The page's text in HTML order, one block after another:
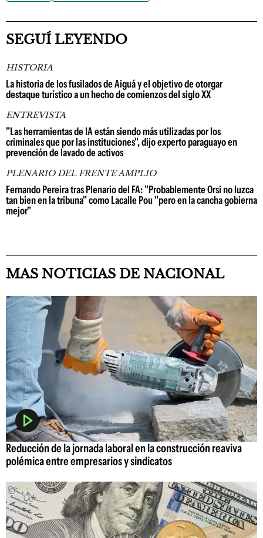
SEGUÍ LEYENDO
HISTORIA
La historia de los fusilados de Aiguá y el objetivo de otorgar
destaque turístico a un hecho de comienzos del siglo XX
ENTREVISTA
"Las herramientas de IA están siendo más utilizadas por los
criminales que por las instituciones", dijo experto paraguayo en
prevención de lavado de activos
PLENARIO DEL FRENTE AMPLIO
Fernando Pereira tras Plenario del FA: "Probablemente Orsi no luzca
tan bien en la tribuna" como Lacalle Pou "pero en la cancha gobierna
mejor"
MAS NOTICIAS DE NACIONAL
Reducción de la jornada laboral en la construcción reaviva
polémica entre empresarios y sindicatos